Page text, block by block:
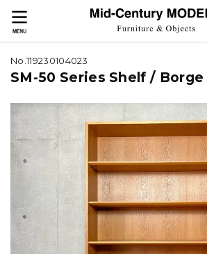
No.119230104023
SM-50 Series Shelf /